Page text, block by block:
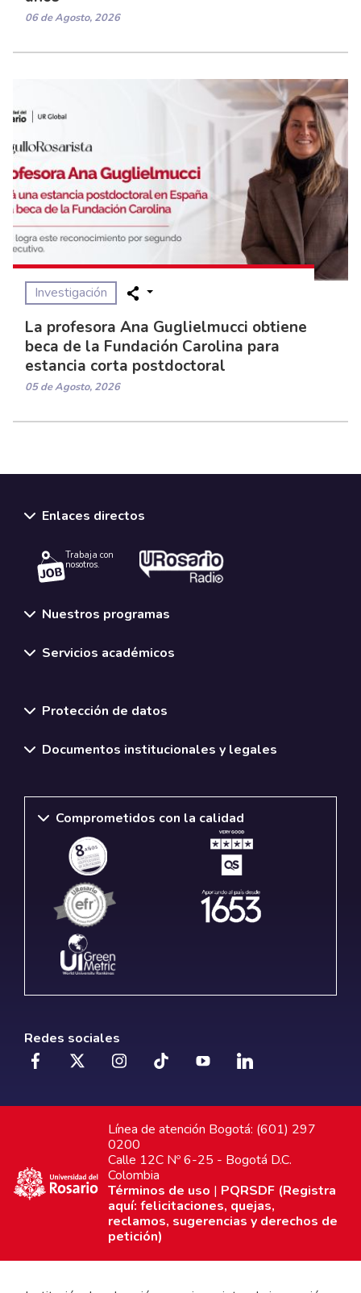
06 de Agosto, 2026
Investigación
La profesora Ana Guglielmucci obtiene
beca de la Fundación Carolina para
estancia corta postdoctoral
05 de Agosto, 2026
Enlaces directos
Trabaja con
nosotros.
Nuestros programas
Servicios académicos
Protección de datos
Documentos institucionales y legales
Comprometidos con la calidad
Redes sociales
Línea de atención Bogotá: (601) 297
0200
Calle 12C Nº 6-25 - Bogotá D.C.
Colombia
Términos de uso | PQRSDF (Registra
aquí: felicitaciones, quejas,
reclamos, sugerencias y derechos de
petición)